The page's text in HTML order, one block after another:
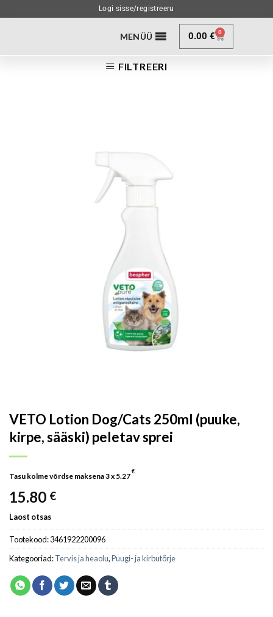
Logi sisse/registreeru
MENÜÜ 0.00€ 0
FILTREERI
VETO Lotion Dog/Cats 250ml (puuke,
kirpe, sääski) peletav sprei
Tasu kolme võrdse maksena 3 x 5.27
€
15.80 €
Laost otsas
Tootekood:3461922200096
Kategooriad:Tervis ja heaolu,Puugi- ja kirbutõrje